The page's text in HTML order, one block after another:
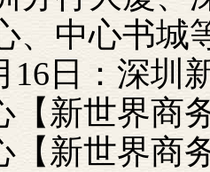
、中心书城
16日：深圳
【新世界商
【新世界商